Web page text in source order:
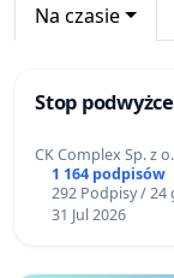
Na czasie
Stop
CK Complex Sp. z
1 164 podpisów
292 Podpisy / 24
31 Jul 2026